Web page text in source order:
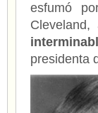
esfumó
presidenta